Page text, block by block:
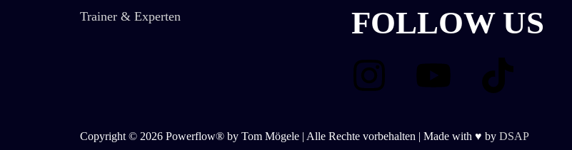
Trainer & Experten FOLLOW US
Instagram
YoutubeTiktok
Copyright © 2026 Powerflow® by Tom Mögele | Alle Rechte vorbehalten | Made with ♥ by DSAP